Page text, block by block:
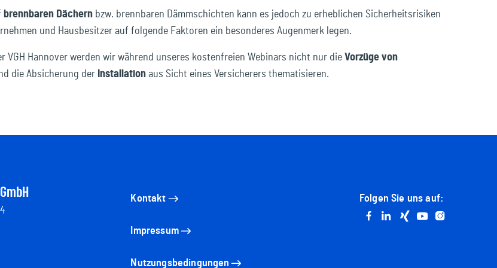
brennbaren Dächern bzw. brennbaren Dämmschichten kann es jedoch zu erheblichen Sicherheitsrisiken
und Hausbesitzer auf folgende Faktoren ein besonderes Augenmerk legen.
VGH Hannover werden wir während unseres kostenfreien Webinars nicht nur die Vorzüge von
die Absicherung der Installation aus Sicht eines Versicherers thematisieren.
Kontakt
Impressum
Nutzungsbedingungen
Folgen Sie uns auf:
Go to facebook
Go to linkedin
Go to xing
Go to youtube
Go to